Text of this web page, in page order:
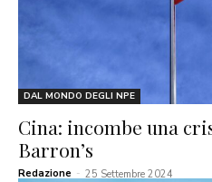
DAL MONDO DEGLI NPE
Cina: incombe una
Barron’s
Redazione - 25 Settembre 2024